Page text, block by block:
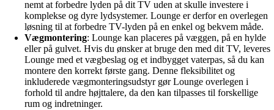
nemt at forbedre lyden på dit TV uden at skulle investere i
komplekse og dyre lydsystemer. Lounge er derfor en overlegen
løsning til at forbedre TV-lyden på en enkel og bekvem måde.
Vægmontering: Lounge kan placeres på væggen, på en hylde
eller på gulvet. Hvis du ønsker at bruge den med dit TV, leveres
Lounge med et vægbeslag og et indbygget vaterpas, så du kan
montere den korrekt første gang. Denne fleksibilitet og
inkluderede vægmonteringsudstyr gør Lounge overlegen i
forhold til andre højttalere, da den kan tilpasses til forskellige
rum og indretninger.